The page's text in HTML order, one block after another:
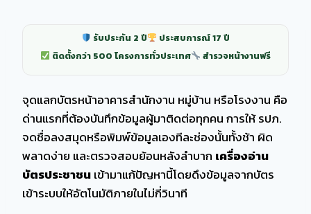
รับประกัน 2 ปี
ประสบการณ์ 17 ปี
ติดตั้งกว่า 500 โครงการทั่วประเทศ
สำรวจหน้างานฟรี
จุดแลกบัตรหน้าอาคารสำนักงาน หมู่บ้าน หรือโรงงาน คือ
ด่านแรกที่ต้องบันทึกข้อมูลผู้มาติดต่อทุกคน การให้ รปภ.
จดชื่อลงสมุดหรือพิมพ์ข้อมูลเองทีละช่องนั้นทั้งช้า ผิด
พลาดง่าย และตรวจสอบย้อนหลังลำบาก เครื่องอ่าน
บัตรประชาชนเข้ามาแก้ปัญหานี้โดยดึงข้อมูลจากบัตร
เข้าระบบให้อัตโนมัติภายในไม่กี่วินาที